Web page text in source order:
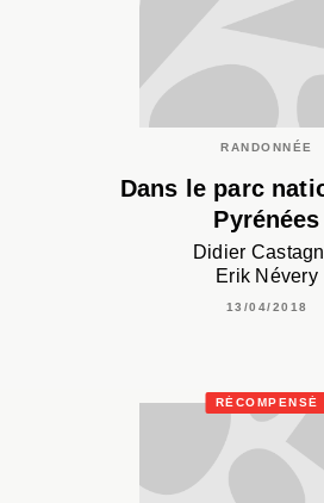
RANDONNÉE
Dans le parc
Pyrénées
Didier
Erik Névery
13/04/2018
RÉCOMPENSÉ